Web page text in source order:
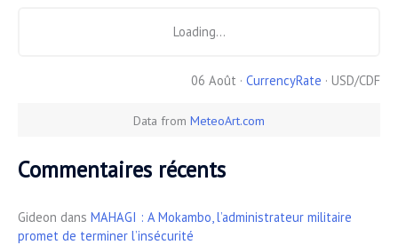
Loading...
06 Août · CurrencyRate · USD/CDF
Data from MeteoArt.com
Commentaires récents
Gideon dans MAHAGI : A Mokambo, l’administrateur militaire
promet de terminer l’insécurité